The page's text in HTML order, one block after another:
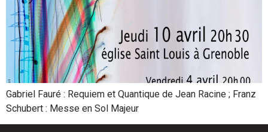
Gabriel Fauré : Requiem et Quantique de Jean Racine ; Franz
Schubert : Messe en Sol Majeur